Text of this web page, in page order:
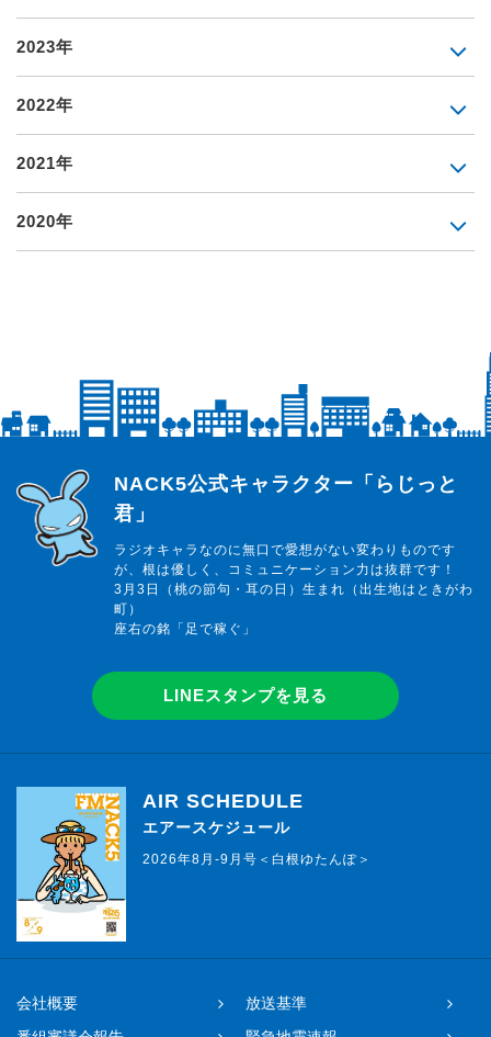
2023年
2022年
2021年
2020年
らじっと君
NACK5公式キャラクター「らじっと
君」
ラジオキャラなのに無口で愛想がない変わりものです
が、根は優しく、コミュニケーション力は抜群です！
3月3日（桃の節句・耳の日）生まれ（出生地はときがわ
町）
座右の銘「足で稼ぐ」
LINEスタンプを見る
AIR SCHEDULE
エアースケジュール
2026年8月-9月号＜白根ゆたんぽ＞
会社概要
放送基準